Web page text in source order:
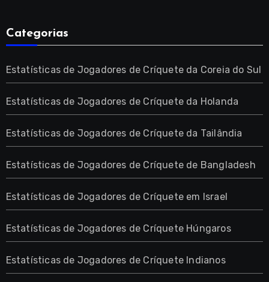
Categorias
Estatísticas de Jogadores de Críquete da Coreia do Sul
Estatísticas de Jogadores de Críquete da Holanda
Estatísticas de Jogadores de Críquete da Tailândia
Estatísticas de Jogadores de Críquete de Bangladesh
Estatísticas de Jogadores de Críquete em Israel
Estatísticas de Jogadores de Críquete Húngaros
Estatísticas de Jogadores de Críquete Indianos